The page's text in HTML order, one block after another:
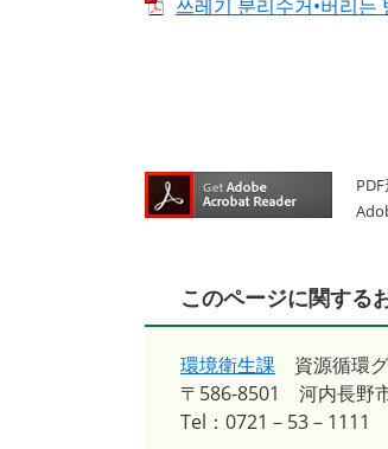
쓰레기 분리수거•버리는
このページに関する
環境衛生課
資源循環
〒586-8501
河内長野
Tel：0721－53－1111